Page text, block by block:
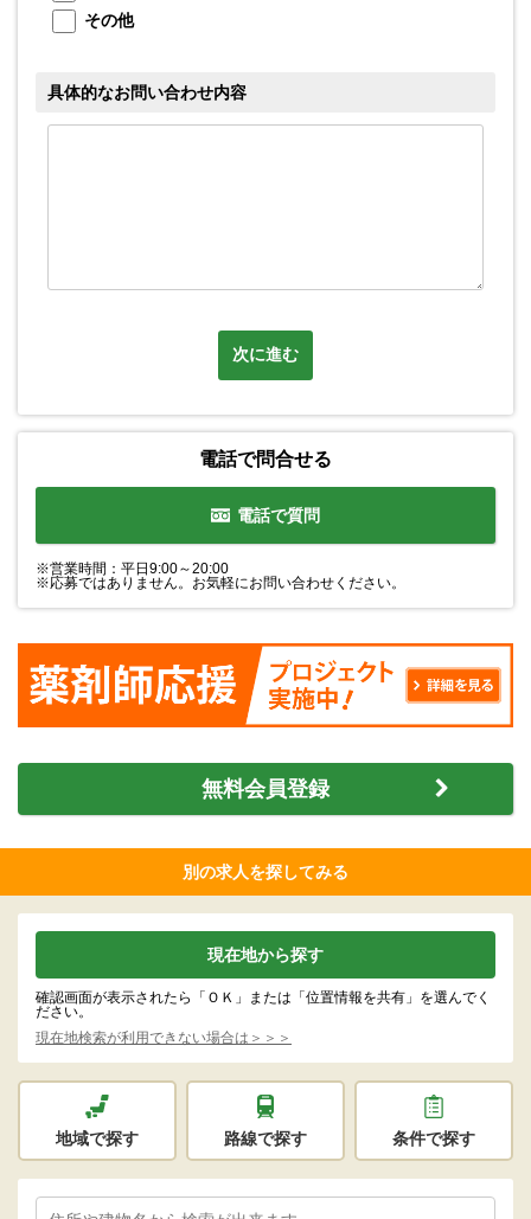
その他
具体的なお問い合わせ内容
次に進む
電話で問合せる
電話で質問
※営業時間：平日9:00～20:00
※応募ではありません。お気軽にお問い合わせください。
無料会員登録
別の求人を探してみる
現在地から探す
確認画面が表示されたら「ＯＫ」または「位置情報を共有」を選んでく
ださい。
現在地検索が利用できない場合は＞＞＞
地域で探す 路線で探す 条件で探す